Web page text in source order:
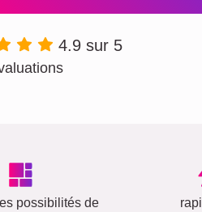
4.9 sur 5
possibilités de